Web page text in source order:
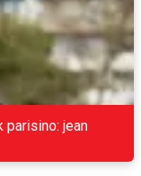
parisino: jean